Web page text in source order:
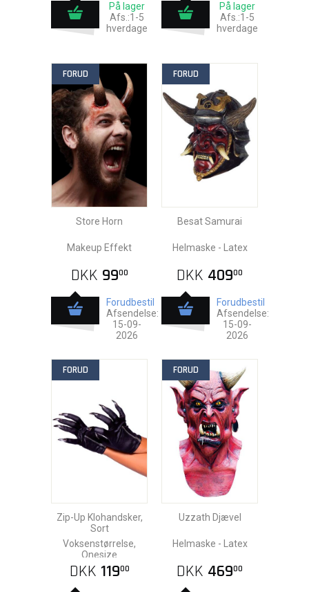
På lager
Afs.:1-5
hverdage
På lager
Afs.:1-5
hverdage
FORUD
Store Horn
Makeup Effekt
DKK 9900
Forudbestil
Afsendelse:
15-09-
2026
FORUD
Besat Samurai
Helmaske - Latex
DKK 40900
Forudbestil
Afsendelse:
15-09-
2026
FORUD
Zip-Up Klohandsker,
Sort
Voksenstørrelse,
Onesize
DKK 11900
FORUD
Uzzath Djævel
Helmaske - Latex
DKK 46900